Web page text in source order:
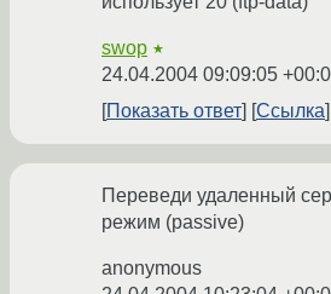
swop ★
24.04.2004 09:09:05
Показать ответ
Ссылка
Переведи удаленный
режим (passive)
anonymous